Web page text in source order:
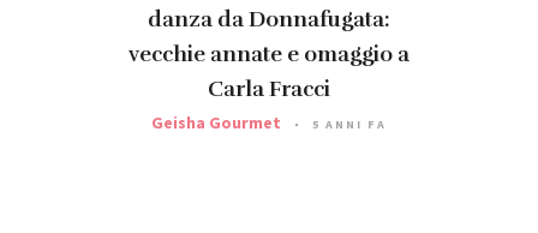
danza da Donnafugata:
vecchie annate e omaggio a
Carla Fracci
Geisha Gourmet 5 ANNI FA